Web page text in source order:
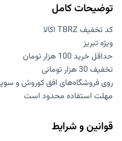
توضیحات کامل
کد تخفیف TBRZ اکالا
ویژه تبریز
حداقل خرید 100 هزار تومان
تخفیف 30 هزار تومانی
روی فروشگاه‌های افق کوروش و
مهلت استفاده محدود است
قوانین و شرایط